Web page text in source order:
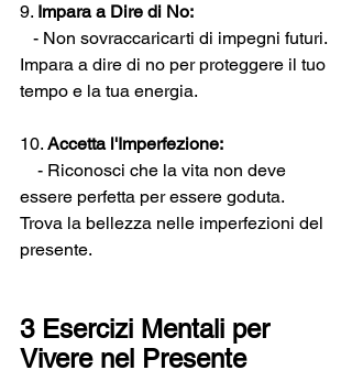
9. Impara a Dire di No:
- Non sovraccaricarti di impegni futuri.
Impara a dire di no per proteggere il tuo
tempo e la tua energia.
10. Accetta l'Imperfezione:
- Riconosci che la vita non deve
essere perfetta per essere goduta.
Trova la bellezza nelle imperfezioni del
presente.
3 Esercizi Mentali per
Vivere nel Presente